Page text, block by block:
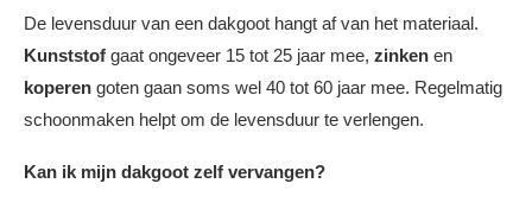
De levensduur van een dakgoot hangt af van het materiaal.
Kunststof gaat ongeveer 15 tot 25 jaar mee, zinken en
koperen goten gaan soms wel 40 tot 60 jaar mee. Regelmatig
schoonmaken helpt om de levensduur te verlengen.
Kan ik mijn dakgoot zelf vervangen?